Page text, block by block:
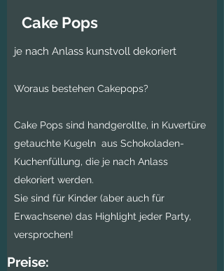
​​Cake Pops
je nach Anlass kunstvoll dekoriert
Woraus bestehen Cakepops?
Cake Pops sind handgerollte, in Kuvertüre
getauchte Kugeln aus Schokoladen-
Kuchenfüllung, die je nach Anlass
dekoriert werden.
Sie sind für Kinder (aber auch für
Erwachsene) das Highlight jeder Party,
versprochen!
Preise: